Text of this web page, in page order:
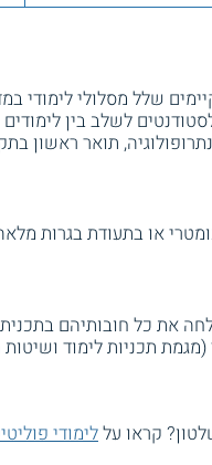
שלל מסלולי לימודי
לשלב בין
תואר ראשון
או בתעודת בגרות
(מגמת תכניות לימוד
קראו עללימודי